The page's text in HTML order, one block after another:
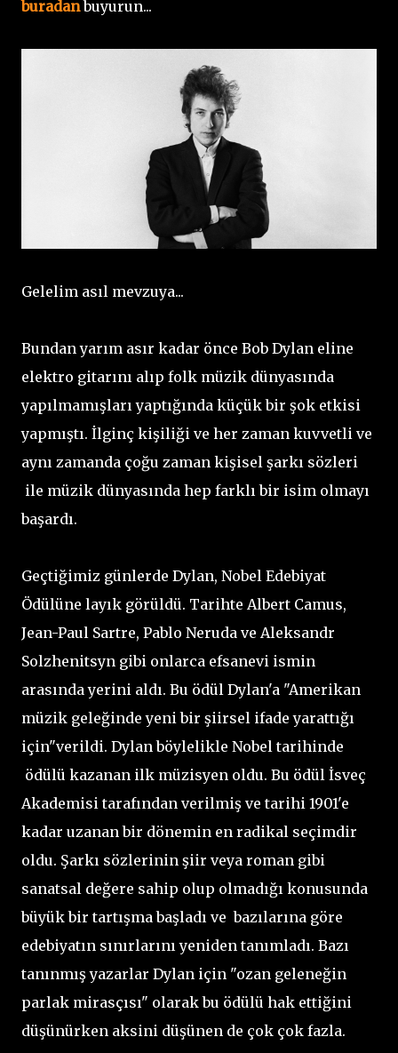
buradanbuyurun...
Gelelim asıl mevzuya...
Bundan yarım asır kadar önce Bob Dylan eline
elektro gitarını alıp folk müzik dünyasında
yapılmamışları yaptığında küçük bir şok etkisi
yapmıştı. İlginç kişiliği ve her zaman kuvvetli ve
aynı zamanda çoğu zaman kişisel şarkı sözleri
ile müzik dünyasında hep farklı bir isim olmayı
başardı.
Geçtiğimiz günlerde Dylan, Nobel Edebiyat
Ödülüne layık görüldü. Tarihte Albert Camus,
Jean-Paul Sartre, Pablo Neruda ve Aleksandr
Solzhenitsyn gibi onlarca efsanevi ismin
arasında yerini aldı. Bu ödül Dylan'a "Amerikan
müzik geleğinde yeni bir şiirsel ifade yarattığı
için"verildi. Dylan böylelikle Nobel tarihinde
ödülü kazanan ilk müzisyen oldu. Bu ödül İsveç
Akademisi tarafından verilmiş ve tarihi 1901'e
kadar uzanan bir dönemin en radikal seçimdir
oldu. Şarkı sözlerinin şiir veya roman gibi
sanatsal değere sahip olup olmadığı konusunda
büyük bir tartışma başladı ve bazılarına göre
edebiyatın sınırlarını yeniden tanımladı. Bazı
tanınmış yazarlar Dylan için "ozan geleneğin
parlak mirasçısı" olarak bu ödülü hak ettiğini
düşünürken aksini düşünen de çok çok fazla.